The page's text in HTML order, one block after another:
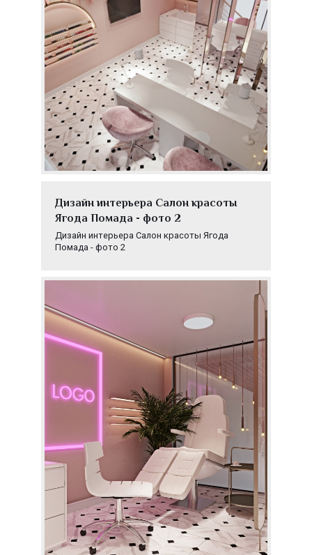
Дизайн интерьера Салон красоты
Ягода Помада - фото 2
Дизайн интерьера Салон красоты Ягода
Помада - фото 2